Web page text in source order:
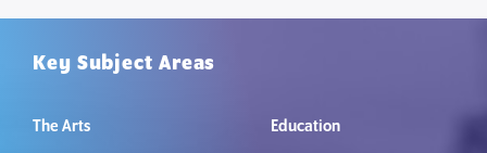
Key Subject Areas
The Arts Education